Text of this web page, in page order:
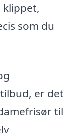
klippet,
som du
er det
til